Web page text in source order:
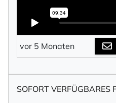
vor 5 Monaten
SOFORT VERFÜGBARES